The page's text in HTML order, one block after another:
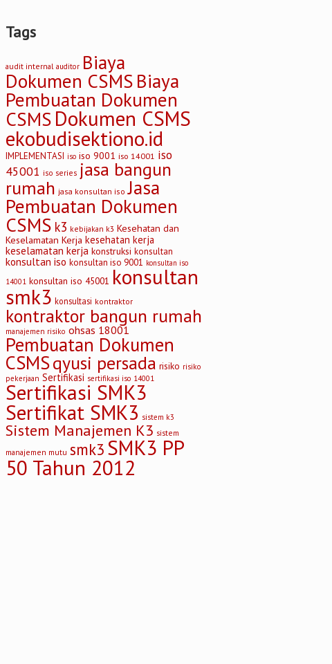
Tags
audit internal auditor Biaya
Dokumen CSMS Biaya
Pembuatan Dokumen
CSMS Dokumen CSMS
ekobudisektiono.id
IMPLEMENTASI iso iso 9001 iso 14001 iso
45001 iso series jasa bangun
rumah jasa konsultan iso Jasa
Pembuatan Dokumen
CSMS k3 kebijakan k3 Kesehatan dan
Keselamatan Kerja kesehatan kerja
keselamatan kerja konstruksi konsultan
konsultan iso konsultan iso 9001 konsultan iso
14001 konsultan iso 45001 konsultan
smk3 konsultasi kontraktor
kontraktor bangun rumah
manajemen risiko ohsas 18001
Pembuatan Dokumen
CSMSqyusi persada risiko risiko
pekerjaan Sertifikasi sertifikasi iso 14001
Sertifikasi SMK3
Sertifikat SMK3 sistem k3
Sistem Manajemen K3 sistem
manajemen mutu smk3 SMK3 PP
50 Tahun 2012